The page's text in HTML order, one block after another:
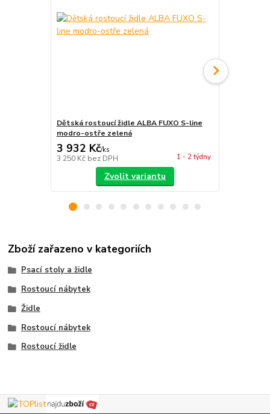
Dětská rostoucí židle ALBA FUXO S-line
modro-ostře zelená
3 932 Kč/ks
3 250 Kč bez DPH 1 - 2 týdny
Zvolit variantu
Zboží zařazeno v kategoriích
Psací stoly a židle
Rostoucí nábytek
Židle
Rostoucí nábytek
Rostoucí židle